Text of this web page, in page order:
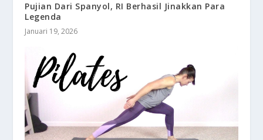
Pujian Dari Spanyol, RI Berhasil Jinakkan Para
Legenda
Januari 19, 2026